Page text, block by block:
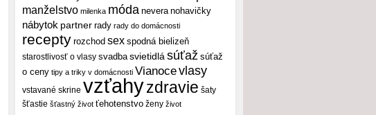
manželstvo milenka móda nevera nohavičky
nábytok partner rady rady do domácnosti
recepty rozchod sex spodná bielizeň
starostlivosť o vlasy svadba svietidlá súťaž súťaž
o ceny tipy a triky v domácnosti Vianocevlasy
vstavané skrine vzťahyzdravie šaty
šťastie šťastný život ťehotenstvo ženy život